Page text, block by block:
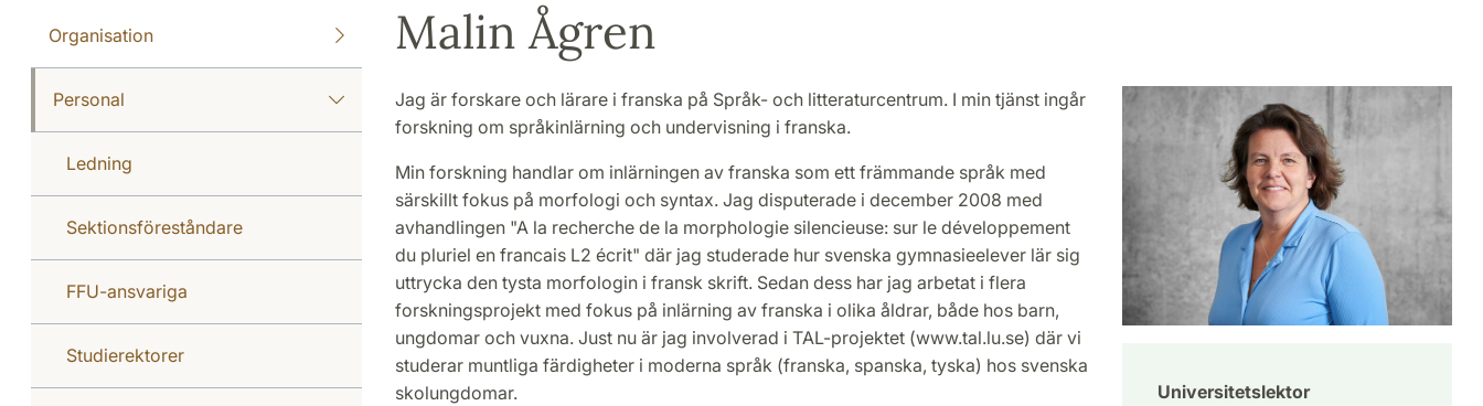
Organisation
Personal
Ledning
Sektionsföreståndare
FFU-ansvariga
Studierektorer
Malin Ågren
Jag är forskare och lärare i franska på Språk- och litteraturcentrum. I min tjänst ingår
forskning om språkinlärning och undervisning i franska.
Min forskning handlar om inlärningen av franska som ett främmande språk med
särskillt fokus på morfologi och syntax. Jag disputerade i december 2008 med
avhandlingen "A la recherche de la morphologie silencieuse: sur le développement
du pluriel en francais L2 écrit" där jag studerade hur svenska gymnasieelever lär sig
uttrycka den tysta morfologin i fransk skrift. Sedan dess har jag arbetat i flera
forskningsprojekt med fokus på inlärning av franska i olika åldrar, både hos barn,
ungdomar och vuxna. Just nu är jag involverad i TAL-projektet (www.tal.lu.se) där vi
studerar muntliga färdigheter i moderna språk (franska, spanska, tyska) hos svenska
skolungdomar.
Universitetslektor